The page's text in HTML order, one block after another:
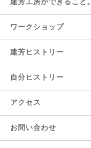
ワークショップ
建芳ヒストリー
自分ヒストリー
アクセス
お問い合わせ